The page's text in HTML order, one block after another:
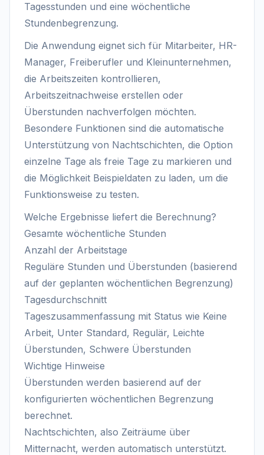
Tagesstunden und eine wöchentliche
Stundenbegrenzung.
Die Anwendung eignet sich für Mitarbeiter, HR-
Manager, Freiberufler und Kleinunternehmen,
die Arbeitszeiten kontrollieren,
Arbeitszeitnachweise erstellen oder
Überstunden nachverfolgen möchten.
Besondere Funktionen sind die automatische
Unterstützung von Nachtschichten, die Option
einzelne Tage als freie Tage zu markieren und
die Möglichkeit Beispieldaten zu laden, um die
Funktionsweise zu testen.
Welche Ergebnisse liefert die Berechnung?
Gesamte wöchentliche Stunden
Anzahl der Arbeitstage
Reguläre Stunden und Überstunden (basierend
auf der geplanten wöchentlichen Begrenzung)
Tagesdurchschnitt
Tageszusammenfassung mit Status wie Keine
Arbeit, Unter Standard, Regulär, Leichte
Überstunden, Schwere Überstunden
Wichtige Hinweise
Überstunden werden basierend auf der
konfigurierten wöchentlichen Begrenzung
berechnet.
Nachtschichten, also Zeiträume über
Mitternacht, werden automatisch unterstützt.